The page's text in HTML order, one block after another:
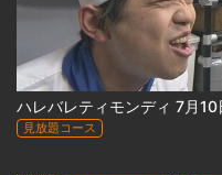
ハレバレティモンディ 7月
見放題コース